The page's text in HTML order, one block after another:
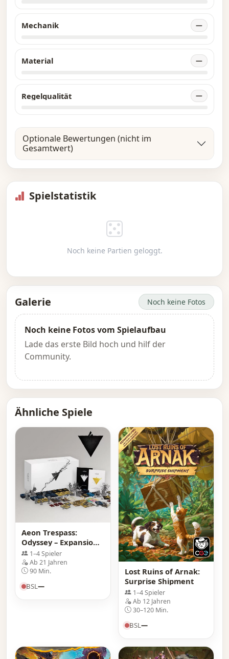
Mechanik —
Material —
Regelqualität —
Optionale Bewertungen (nicht im
Gesamtwert)
Spielstatistik
Noch keine Partien geloggt.
Galerie Noch keine Fotos
Noch keine Fotos vom Spielaufbau
Lade das erste Bild hoch und hilf der
Community.
Ähnliche Spiele
Aeon Trespass:
Odyssey – Expansions
Box1–4 Spieler
Ab 21 Jahren
90 Min.
BSL —
Lost Ruins of Arnak:
Surprise Shipment
1–4 Spieler
Ab 12 Jahren
30–120 Min.
BSL —